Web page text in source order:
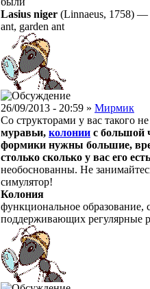
Lasius niger (Linnaeus, 1758) —
ant, garden ant
26/09/2013 - 20:59 » Мирмик
Со структорами у вас такого
муравьи, колонии с большой
формики нужны большие,
столько сколько у вас его есть
необоснованны. Не
симулятор!
Колония
функциональное образование,
поддерживающих регулярные